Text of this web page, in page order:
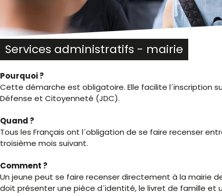
un
lecteur
sur
Ctrl-
F10
ouvrir
un
menu
Services administratifs - mairie
Pourquoi ?
Cette démarche est obligatoire. Elle facilite l´inscription
Défense et Citoyenneté (JDC).
Quand ?
Tous les Français ont l´obligation de se faire recenser
troisième mois suivant.
Comment ?
Un jeune peut se faire recenser directement à la mairie
doit présenter une pièce d´identité, le livret de famille et